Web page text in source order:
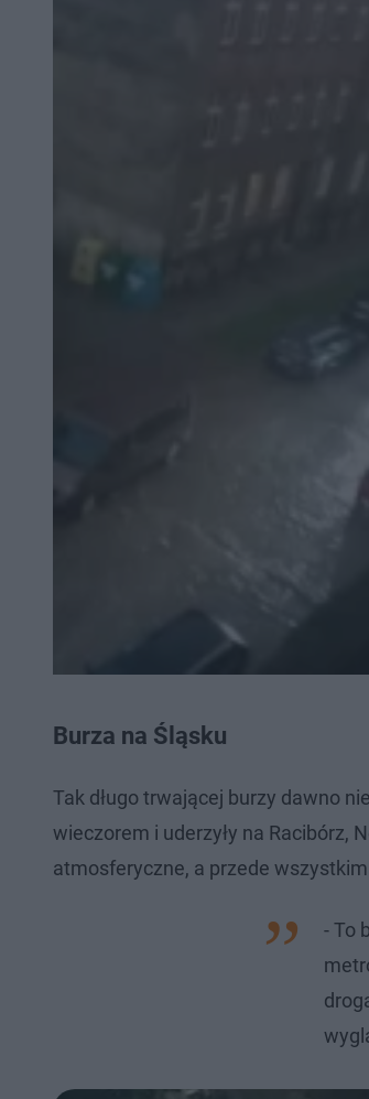
Burza na Śląsku
Tak długo trwającej burzy dawno
wieczorem i uderzyły na Racibórz,
atmosferyczne, a przede
- To